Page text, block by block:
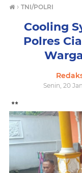
› TNI/POLRI
Cooling
Polres
Senin, 20
**